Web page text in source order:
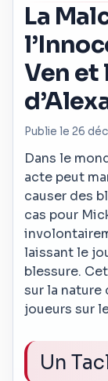
La
Ven et
Publie le 26
Dans le
acte peut
causer des
cas pour
laissant le
blessure.
sur la nature
joueurs sur
Un